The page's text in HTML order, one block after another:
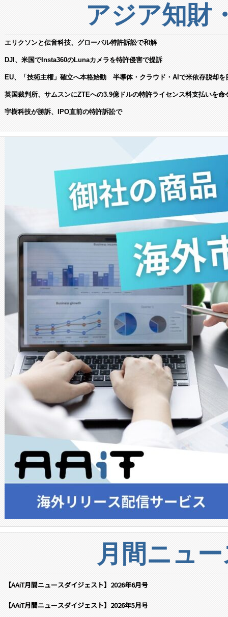
アジア知財
エリクソンと伝音科技、グローバル特許訴訟で和解
DJI、米国でInsta360のLunaカメラを特許侵害で提訴
EU、「技術主権」確立へ本格始動 半導体・クラウド・AIで米依存脱却を
英国裁判所、サムスンにZTEへの3.9億ドルの特許ライセンス料支払いを命
宇樹科技が勝訴、IPO直前の特許訴訟で
月間ニュ
【AAiT月間ニュースダイジェスト】2026年6月号
【AAiT月間ニュースダイジェスト】2026年5月号